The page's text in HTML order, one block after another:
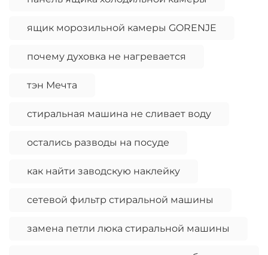
ящик морозильной камеры GORENJE
почему духовка не нагревается
тэн Мечта
стиральная машина не сливает воду
остались разводы на посуде
как найти заводскую наклейку
сетевой фильтр стиральной машины
замена петли люка стиральной машины